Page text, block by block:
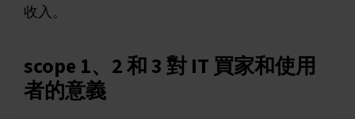
收入。
scope 1、2 和 3 對 IT 買家和使用
者的意義